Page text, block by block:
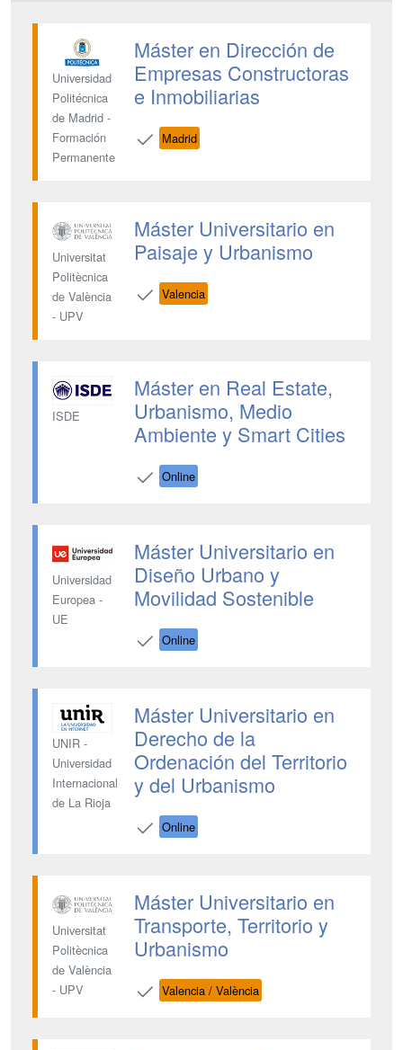
Universidad
Politécnica
de Madrid -
Formación
Permanente
Máster en Dirección de
Empresas Constructoras
e Inmobiliarias
Madrid
Universitat
Politècnica
de València
- UPV
Máster Universitario en
Paisaje y Urbanismo
Valencia
ISDE
Máster en Real Estate,
Urbanismo, Medio
Ambiente y Smart Cities
Online
Universidad
Europea -
UE
Máster Universitario en
Diseño Urbano y
Movilidad Sostenible
Online
UNIR -
Universidad
Internacional
de La Rioja
Máster Universitario en
Derecho de la
Ordenación del Territorio
y del Urbanismo
Online
Universitat
Politècnica
de València
- UPV
Máster Universitario en
Transporte, Territorio y
Urbanismo
Valencia / València